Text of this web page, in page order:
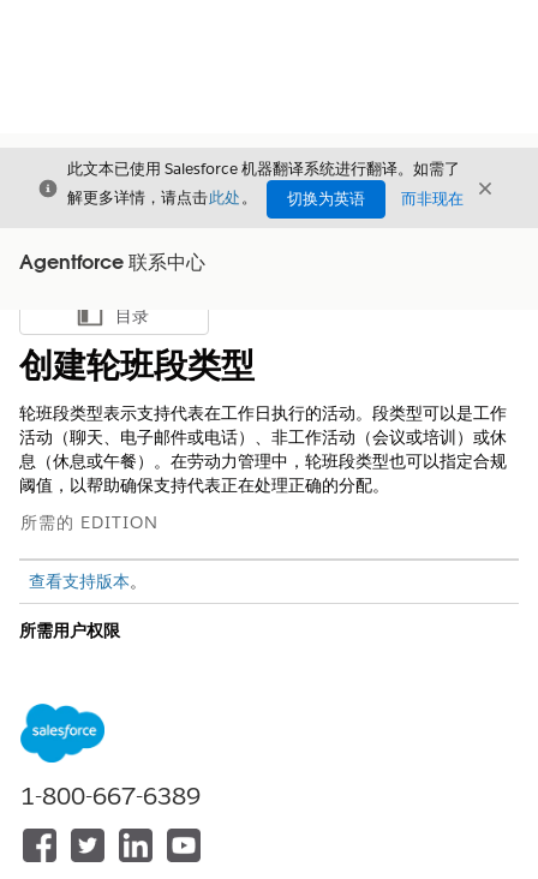
关闭
此文本已使用 Salesforce 机器翻译系统进行翻译。如需了
解更多详情，请点击此处。 切换为英语 而非现在 关闭
Agentforce 联系中心
显示目录
目录
创建轮班段类型
轮班段类型表示支持代表在工作日执行的活动。段类型可以是工作
活动（聊天、电子邮件或电话）、非工作活动（会议或培训）或休
息（休息或午餐）。在劳动力管理中，轮班段类型也可以指定合规
阈值，以帮助确保支持代表正在处理正确的分配。
所需的 EDITION
查看支持版本。
所需用户权限
段：
基于全方位队列的路由客户的步骤
从设置中，在快速查找框中，搜索并选择
1-800-667-6389